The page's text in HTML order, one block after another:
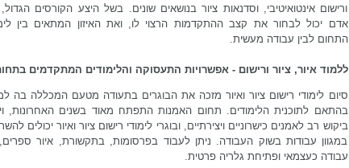
ורישום אינטואיטיבי, וסדנאות ציור בנושאים שונים. בשל היצע הקורסים
אדם יכול לבחור את קצב ההתקדמות הרצוי לו, ואת האיזון המתאים בין
התחום לבין עבודה מעשית.
ללמוד איור, ציור ורישום - אפשרויות התעסוקה והלימודים המתקדמים
סיום לימודי רישום ציור ואיור מזכה את הבוגרים בתעודה מטעם המכללה בה
בהתאם לתוכנית הלימודים. תחום האמנות התפתח מאוד בשנים האחרונות,
ביקוש רב לאמנים כישרוניים ויצירתיים, ובוגרי לימודי רישום ציור ואיור יכולים
במגוון עבודות בשוק העבודה. ניתן לעבוד בפרסומות, בתקשורת, איור
עבודה כעצמאי ופתיחת גלריה פרטית.